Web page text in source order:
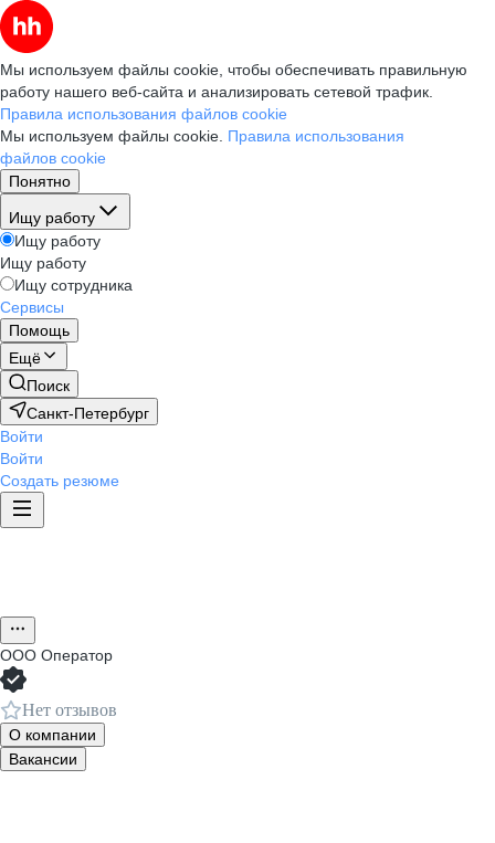
Мы используем файлы cookie, чтобы обеспечивать правильную
работу нашего веб-сайта и анализировать сетевой трафик.
Правила использования файлов cookie
Мы используем файлы cookie. Правила использования
файлов cookie
Понятно
Ищу работу
Ищу работу
Ищу работу
Ищу сотрудника
Сервисы
Помощь
Ещё
Поиск
Санкт-Петербург
Войти
Войти
Создать резюме
ООО Оператор
Нет отзывов
О компании
Вакансии